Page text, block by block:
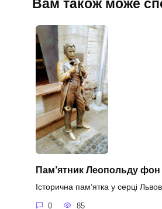
Вам також може
Пам’ятник Леопольду
Історична пам’ятка у серці
0 85